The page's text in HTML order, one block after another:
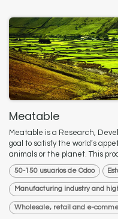
Meatable
Meatable is a Research,
goal to satisfy the world’s
animals or the planet. This
50-150 usuarios de Odoo
Manufacturing industry and
Wholesale, retail and e-